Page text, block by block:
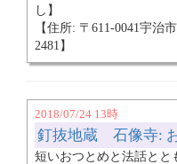
し】
【住所: 〒611-0041宇治
2481】
2018/07/24 13時
釘抜地蔵 石像寺:
短いおつとめと法話とと